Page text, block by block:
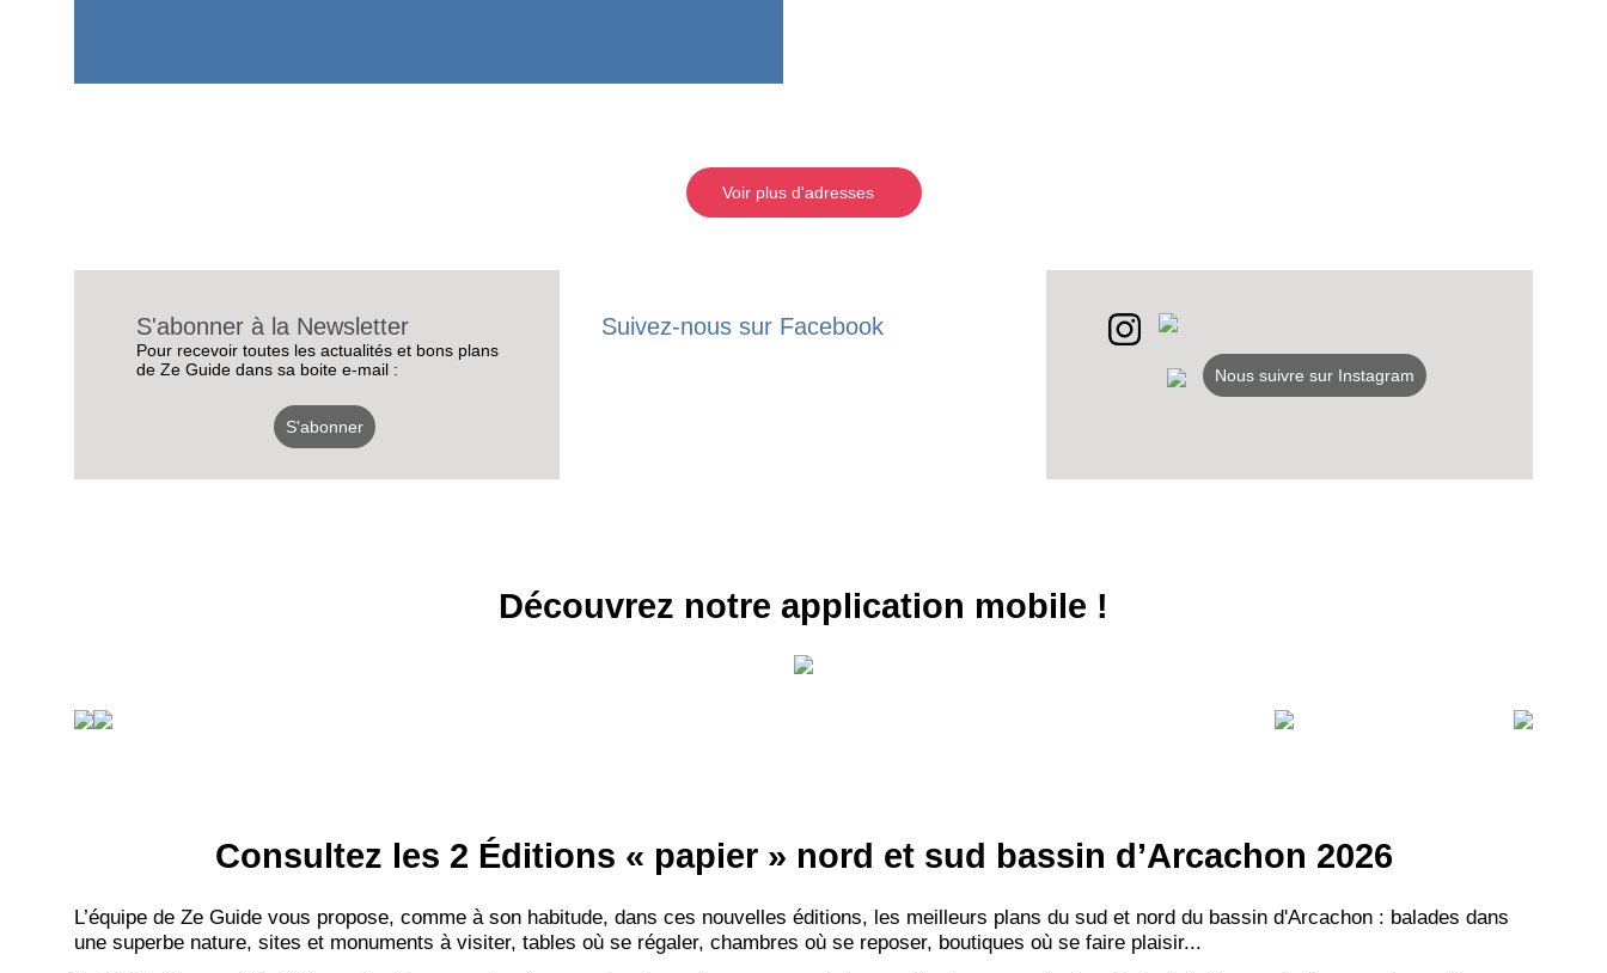
RECEVEZ
LES
Voir plus d'adresses
S'abonner à la Newsletter
Pour recevoir toutes les actualités et bons plans
de Ze Guide dans sa boite e-mail :
S'abonner
Suivez-nous sur Facebook
Nous suivre sur Instagram
Découvrez notre application mobile !
Consultez les 2 Éditions « papier » nord et sud bassin d’Arcachon 2026
L’équipe de Ze Guide vous propose, comme à son habitude, dans ces nouvelles éditions, les meilleurs plans du sud et nord du bassin d'Arcachon : balades dans
une superbe nature, sites et monuments à visiter, tables où se régaler, chambres où se reposer, boutiques où se faire plaisir...